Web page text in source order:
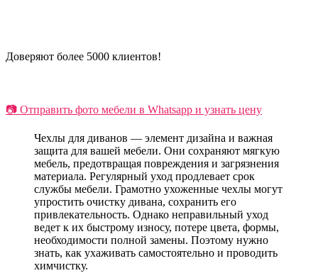
Доверяют более 5000 клиентов!
📷 Отправить фото мебели в Whatsapp и узнать цену
Чехлы для диванов — элемент дизайна и важная
защита для вашей мебели. Они сохраняют мягкую
мебель, предотвращая повреждения и загрязнения
материала. Регулярный уход продлевает срок
службы мебели. Грамотно ухоженные чехлы могут
упростить очистку дивана, сохранить его
привлекательность. Однако неправильный уход
ведет к их быстрому износу, потере цвета, формы,
необходимости полной замены. Поэтому нужно
знать, как ухаживать самостоятельно и проводить
химчистку.